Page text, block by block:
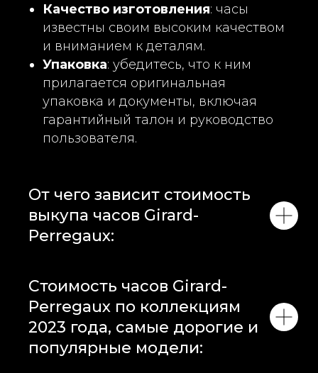
Качество изготовления: часы
известны своим высоким качеством
и вниманием к деталям.
Упаковка: убедитесь, что к ним
прилагается оригинальная
упаковка и документы, включая
гарантийный талон и руководство
пользователя.
От чего зависит стоимость
выкупа часов Girard-
Perregaux:
Стоимость часов Girard-
Perregaux по коллекциям
2023 года, самые дорогие и
популярные модели: